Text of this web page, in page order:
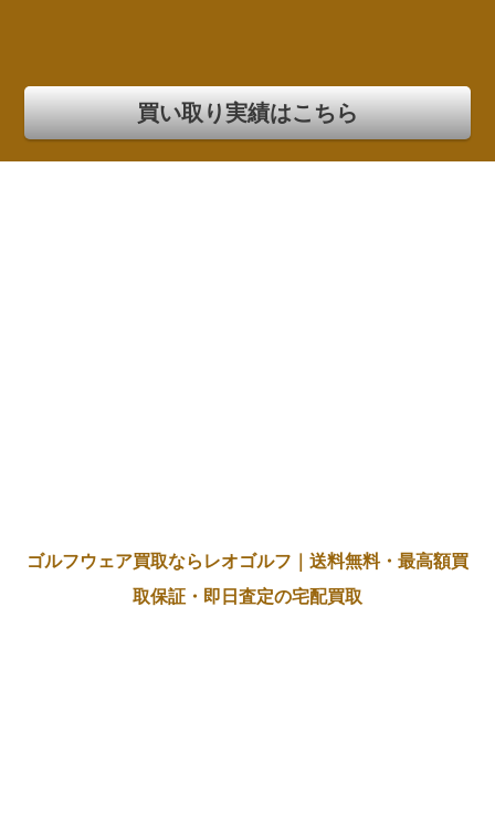
買い取り実績はこちら
ゴルフウェア買取ならレオゴルフ｜送料無料・最高額買
取保証・即日査定の宅配買取